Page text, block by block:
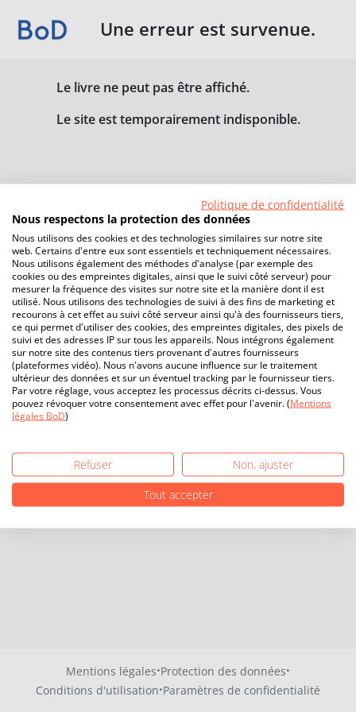
Une erreur est survenue.
Le livre ne peut pas être affiché.
Le site est temporairement indisponible.
Mentions légales·Protection des données·
Conditions d'utilisation·Paramètres de confidentialité
Politique de confidentialité
Nous respectons la protection des données
Nous utilisons des cookies et des technologies similaires sur notre site
web. Certains d'entre eux sont essentiels et techniquement nécessaires.
Nous utilisons également des méthodes d'analyse (par exemple des
cookies ou des empreintes digitales, ainsi que le suivi côté serveur) pour
mesurer la fréquence des visites sur notre site et la manière dont il est
utilisé. Nous utilisons des technologies de suivi à des fins de marketing et
recourons à cet effet au suivi côté serveur ainsi qu'à des fournisseurs tiers,
ce qui permet d'utiliser des cookies, des empreintes digitales, des pixels de
suivi et des adresses IP sur tous les appareils. Nous intégrons également
sur notre site des contenus tiers provenant d'autres fournisseurs
(plateformes vidéo). Nous n'avons aucune influence sur le traitement
ultérieur des données et sur un éventuel tracking par le fournisseur tiers.
Par votre réglage, vous acceptez les processus décrits ci-dessus. Vous
pouvez révoquer votre consentement avec effet pour l'avenir. (Mentions
légales BoD)
Refuser
Non, ajuster
Tout accepter